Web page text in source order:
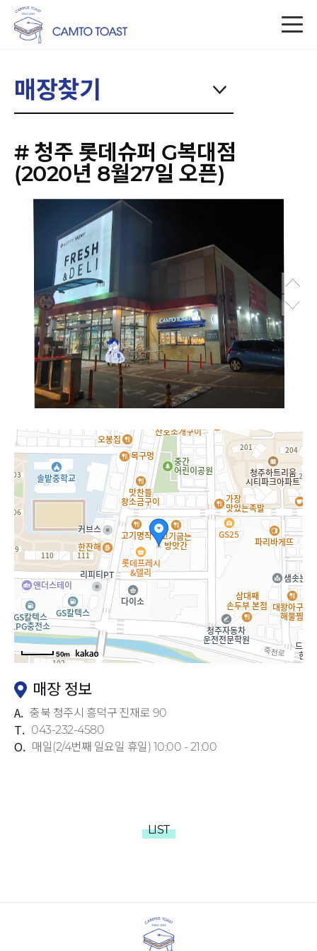
매장찾기
# 청주 롯데슈퍼 G복대점
(2020년 8월27일 오픈)
50m
매장 정보
A. 충북 청주시 흥덕구 진재로 90
T. 043-232-4580
O. 매일(2/4번째 일요일 휴일) 10:00 - 21:00
LIST